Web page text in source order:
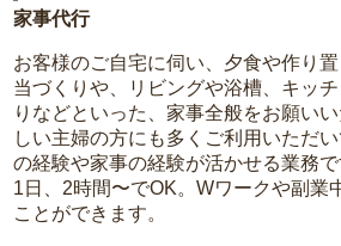
家事代行
お客様のご自宅に伺い、夕食や作り
当づくりや、リビングや浴槽、キッ
りなどといった、家事全般をお願い
しい主婦の方にも多くご利用いただ
の経験や家事の経験が活かせる業務で
1日、2時間〜でOK。Wワークや副業
ことができます。